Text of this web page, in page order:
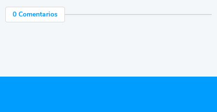
0 Comentarios